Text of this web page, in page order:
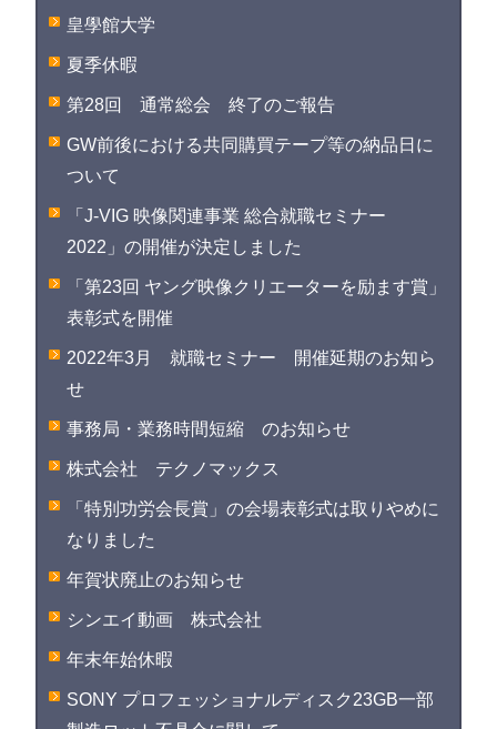
皇學館大学
夏季休暇
第28回 通常総会 終了のご報告
GW前後における共同購買テープ等の納品日に
ついて
「J-VIG 映像関連事業 総合就職セミナー
2022」の開催が決定しました
「第23回 ヤング映像クリエーターを励ます賞」
表彰式を開催
2022年3月 就職セミナー 開催延期のお知ら
せ
事務局・業務時間短縮 のお知らせ
株式会社 テクノマックス
「特別功労会長賞」の会場表彰式は取りやめに
なりました
年賀状廃止のお知らせ
シンエイ動画 株式会社
年末年始休暇
SONY プロフェッショナルディスク23GB一部